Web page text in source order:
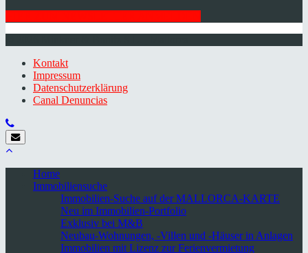
Kontakt
Impressum
Datenschutzerklärung
Canal Denuncias
Home
Immobiliensuche
Immobilien-Suche auf der MALLORCA-KARTE
Neu im Immobilien-Portfolio
Exklusiv bei M&B
Neubau-Wohnungen, -Villen und -Häuser in Anlagen
Immobilien mit Lizenz zur Ferienvermietung